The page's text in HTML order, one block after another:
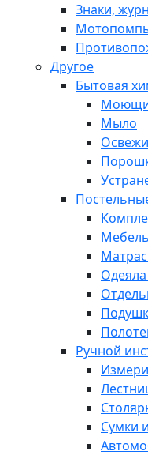
Знаки,
Другое
Бытовая
Мыло
Мебель
Ручной
Сумки